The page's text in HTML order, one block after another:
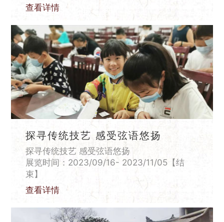
查看详情
探寻传统技艺 感受弦语悠扬
探寻传统技艺 感受弦语悠扬
展览时间：2023/09/16- 2023/11/05【结
束】
查看详情